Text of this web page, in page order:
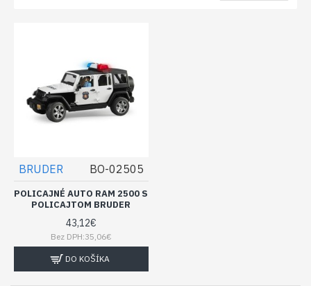
BRUDER BO-02505
POLICAJNÉ AUTO RAM 2500 S
POLICAJTOM BRUDER
43,12€
Bez DPH:35,06€
DO KOŠÍKA